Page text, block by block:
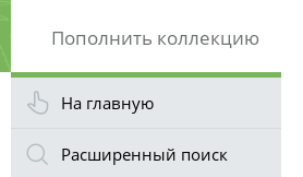
Пополнить коллекцию
На главную
Расширенный поиск